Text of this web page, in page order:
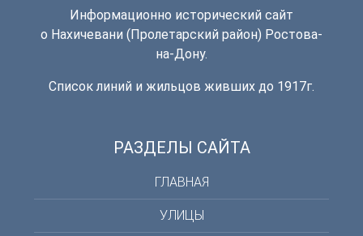
Информационно исторический сайт
о Нахичевани (Пролетарский район) Ростова-
на-Дону.
Список линий и жильцов живших до 1917г.
РАЗДЕЛЫ САЙТА
ГЛАВНАЯ
УЛИЦЫ